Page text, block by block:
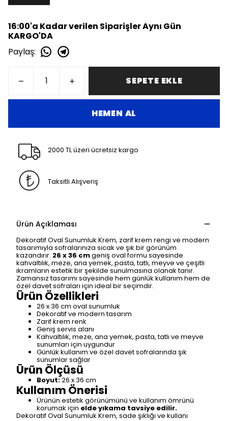
16:00'a Kadar verilen Siparişler Aynı Gün
KARGO'DA
Paylaş:
SEPETE EKLE
HEMEN AL
2000 TL üzeri ücretsiz kargo
Taksitli Alışveriş
Ürün Açıklaması
Dekoratif Oval Sunumluk Krem, zarif krem rengi ve modern
tasarımıyla sofralarınıza sıcak ve şık bir görünüm
kazandırır. 26 x 36 cmgeniş oval formu sayesinde
kahvaltılık, meze, ana yemek, pasta, tatlı, meyve ve çeşitli
ikramların estetik bir şekilde sunulmasına olanak tanır.
Zamansız tasarımı sayesinde hem günlük kullanım hem de
özel davet sofraları için ideal bir seçimdir.
Ürün Özellikleri
26 x 36 cm oval sunumluk
Dekoratif ve modern tasarım
Zarif krem renk
Geniş servis alanı
Kahvaltılık, meze, ana yemek, pasta, tatlı ve meyve
sunumları için uygundur
Günlük kullanım ve özel davet sofralarında şık
sunumlar sağlar
Ürün Ölçüsü
Boyut:26 x 36 cm
Kullanım Önerisi
Ürünün estetik görünümünü ve kullanım ömrünü
korumak için elde yıkama tavsiye edilir.
Dekoratif Oval Sunumluk Krem, sade şıklığı ve kullanı